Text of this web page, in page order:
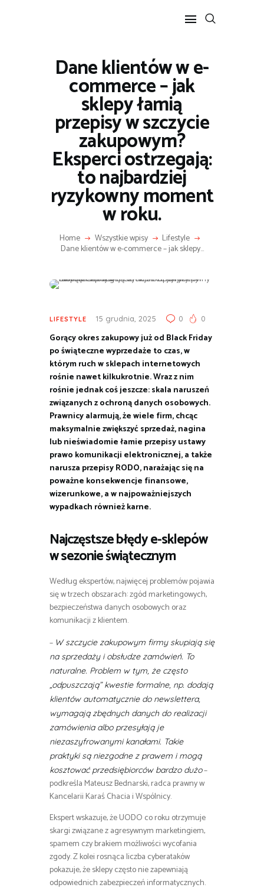
Dane klientów w e-
commerce – jak
sklepy łamią
przepisy w szczycie
zakupowym?
Eksperci ostrzegają:
to najbardziej
ryzykowny moment
w roku.
Home Wszystkie wpisy Lifestyle
Dane klientów w e-commerce – jak sklepy...
POPULARNE
BIZNES I FINANSE
IT I TECHNOLOGIE
LIFESTYLE
MOTORYZACJA
LIFESTYLE 15 grudnia, 2025 0 0
Gorący okres zakupowy już od Black Friday
po świąteczne wyprzedaże to czas, w
którym ruch w sklepach internetowych
rośnie nawet kilkukrotnie. Wraz z nim
rośnie jednak coś jeszcze: skala naruszeń
związanych z ochroną danych osobowych.
Prawnicy alarmują, że wiele firm, chcąc
maksymalnie zwiększyć sprzedaż, nagina
lub nieświadomie łamie przepisy ustawy
prawo komunikacji elektronicznej, a także
narusza przepisy RODO, narażając się na
poważne konsekwencje finansowe,
wizerunkowe, a w najpoważniejszych
wypadkach również karne.
Najczęstsze błędy e-sklepów
w sezonie świątecznym
Według ekspertów, najwięcej problemów pojawia
się w trzech obszarach: zgód marketingowych,
bezpieczeństwa danych osobowych oraz
komunikacji z klientem.
– W szczycie zakupowym firmy skupiają się
na sprzedaży i obsłudze zamówień. To
naturalne. Problem w tym, że często
„odpuszczają” kwestie formalne, np. dodają
klientów automatycznie do newslettera,
wymagają zbędnych danych do realizacji
zamówienia albo przesyłają je
niezaszyfrowanymi kanałami. Takie
praktyki są niezgodne z prawem i mogą
kosztować przedsiębiorców bardzo dużo–
podkreśla Mateusz Bednarski, radca prawny w
Kancelarii Karaś Chacia i Wspólnicy.
Ekspert wskazuje, że UODO co roku otrzymuje
skargi związane z agresywnym marketingiem,
spamem czy brakiem możliwości wycofania
zgody. Z kolei rosnąca liczba cyberataków
pokazuje, że sklepy często nie zapewniają
odpowiednich zabezpieczeń informatycznych.